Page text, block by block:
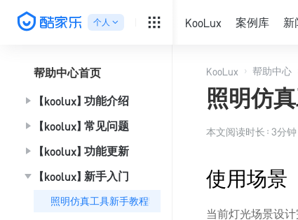
个人 ∨ KooLux 案例库 新
帮助中心首页
【koolux】功能介绍
【koolux】常见问题
【koolux】功能更新
【koolux】新手入门
照明仿真工具新手教程5—出报告
KooLux 帮助中心
照明仿
本文阅读时长： 3分钟
使用场景
当前灯光场景设